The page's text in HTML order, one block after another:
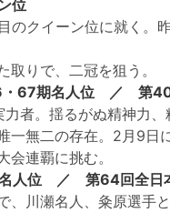
位
のクイーン位に就く。
りで、二冠を狙う。
・67期名人位 ／ 第
者。揺るがぬ精神力
一無二の存在。2月9日
連覇に挑む。
名人位 ／ 第64回全日
、川瀬名人、粂原選手